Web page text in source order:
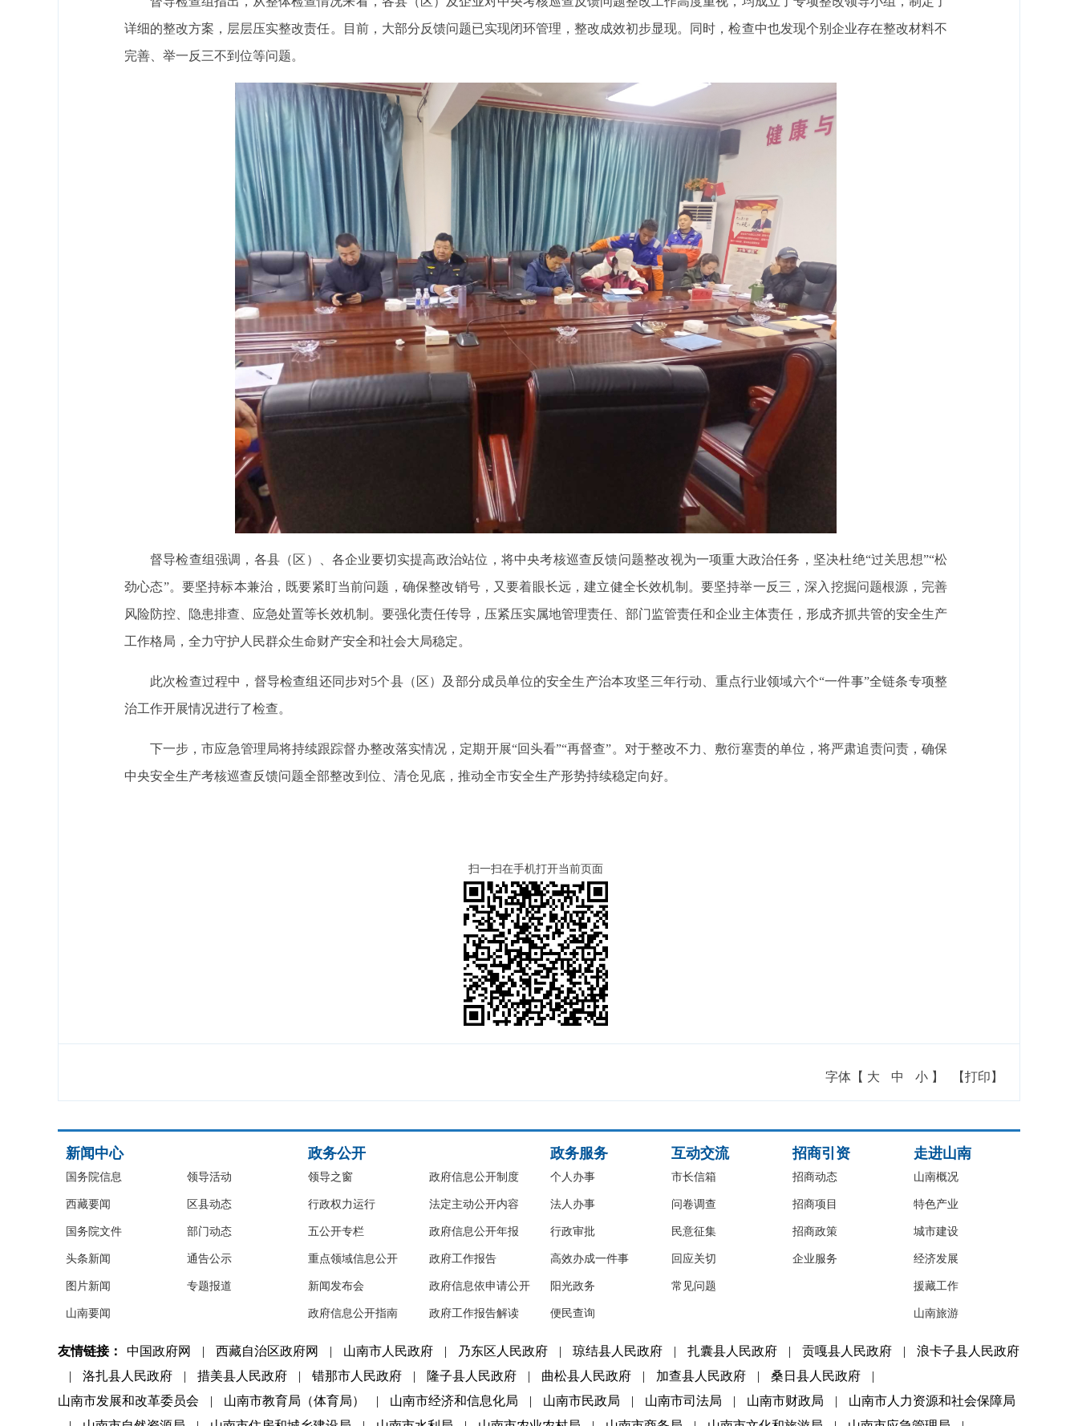
详细的整改方案，层层压实整改责任。目前，大部分反馈问题已实现闭环管理，整改成效初步显现。同时，检查中也发现个别企业存在整改材料不
完善、举一反三不到位等问题。
督导检查组强调，各县（区）、各企业要切实提高政治站位，将中央考核巡查反馈问题整改视为一项重大政治任务，坚决杜绝“过关思想”“松
劲心态”。要坚持标本兼治，既要紧盯当前问题，确保整改销号，又要着眼长远，建立健全长效机制。要坚持举一反三，深入挖掘问题根源，完善
风险防控、隐患排查、应急处置等长效机制。要强化责任传导，压紧压实属地管理责任、部门监管责任和企业主体责任，形成齐抓共管的安全生产
工作格局，全力守护人民群众生命财产安全和社会大局稳定。
此次检查过程中，督导检查组还同步对5个县（区）及部分成员单位的安全生产治本攻坚三年行动、重点行业领域六个“一件事”全链条专项整
治工作开展情况进行了检查。
下一步，市应急管理局将持续跟踪督办整改落实情况，定期开展“回头看”“再督查”。对于整改不力、敷衍塞责的单位，将严肃追责问责，确保
中央安全生产考核巡查反馈问题全部整改到位、清仓见底，推动全市安全生产形势持续稳定向好。
扫一扫在手机打开当前页面
字体【 大 中 小 】 【打印】
新闻中心
国务院信息
西藏要闻
国务院文件
头条新闻
图片新闻
山南要闻
领导活动
区县动态
部门动态
通告公示
专题报道
政务公开
领导之窗
行政权力运行
五公开专栏
重点领域信息公开
新闻发布会
政府信息公开指南
政府信息公开制度
法定主动公开内容
政府信息公开年报
政府工作报告
政府信息依申请公开
政府工作报告解读
政务服务
个人办事
法人办事
行政审批
高效办成一件事
阳光政务
便民查询
互动交流
市长信箱
问卷调查
民意征集
回应关切
常见问题
招商引资
招商动态
招商项目
招商政策
企业服务
走进山南
山南概况
特色产业
城市建设
经济发展
援藏工作
山南旅游
友情链接： 中国政府网 | 西藏自治区政府网 | 山南市人民政府 | 乃东区人民政府 | 琼结县人民政府 | 扎囊县人民政府 | 贡嘎县人民政府 |
浪卡子县人民政府
|
洛扎县人民政府 | 措美县人民政府 | 错那市人民政府 | 隆子县人民政府 | 曲松县人民政府 | 加查县人民政府 | 桑日县人民政府
|
山南市发展和改革委员会
| 山南市教育局（体育局） | 山南市经济和信息化局 | 山南市民政局 | 山南市司法局 | 山南市财政局 |
山南市人力资源和社会保障局